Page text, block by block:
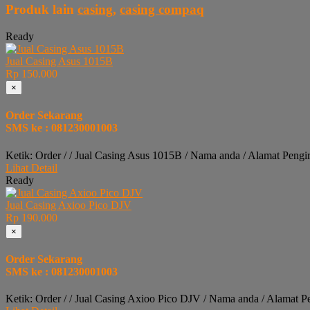
Produk lain casing, casing compaq
Ready
Jual Casing Asus 1015B
Rp 150.000
×
Order Sekarang
SMS ke : 081230001003
Ketik: Order / / Jual Casing Asus 1015B / Nama anda / Alamat
Lihat Detail
Ready
Jual Casing Axioo Pico DJV
Rp 190.000
×
Order Sekarang
SMS ke : 081230001003
Ketik: Order / / Jual Casing Axioo Pico DJV / Nama anda / Alamat